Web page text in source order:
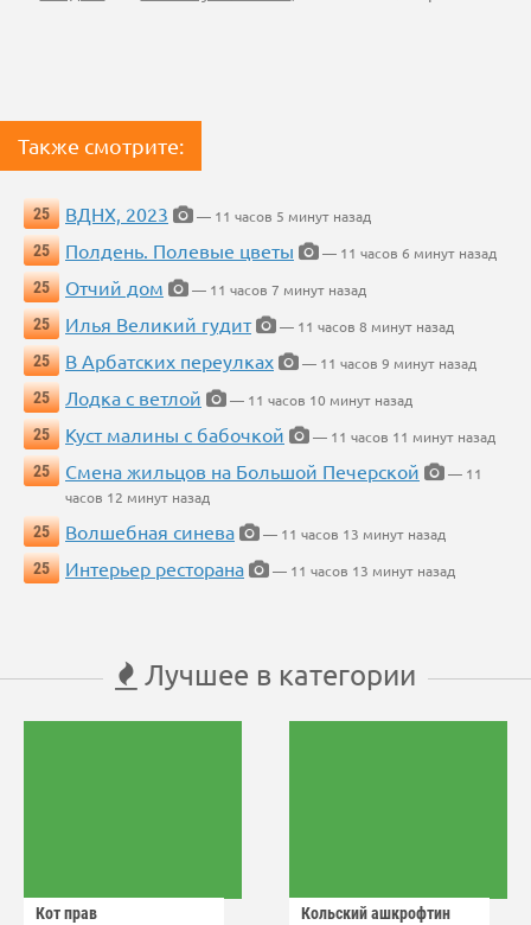
Также смотрите:
25 ВДНХ, 2023
— 11 часов 5 минут назад
25
Полдень. Полевые цветы
— 11 часов 6 минут назад
25
Отчий дом
— 11 часов 7 минут назад
25
Илья Великий гудит
— 11 часов 8 минут назад
25
В Арбатских переулках
— 11 часов 9 минут назад
25
Лодка с ветлой
— 11 часов 10 минут назад
25
Куст малины с бабочкой
— 11 часов 11 минут назад
25
Смена жильцов на Большой Печерской
— 11
часов 12 минут назад
25
Волшебная синева
— 11 часов 13 минут назад
25
Интерьер ресторана — 11 часов 13 минут назад
Лучшее в категории
Кот прав Кольский ашкрофтин